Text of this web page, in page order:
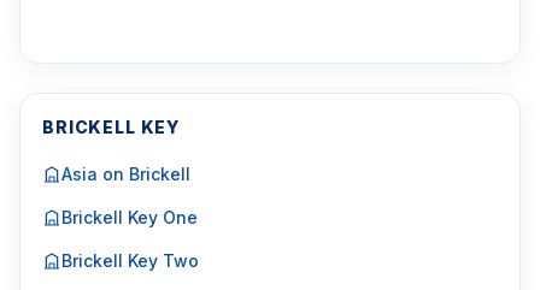
BRICKELL KEY
Asia on Brickell
Brickell Key One
Brickell Key Two